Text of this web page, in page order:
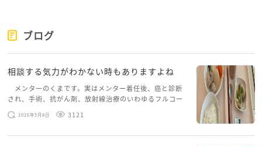
ブログ
相談する気力がわかない時もありますよね
メンターのくまです。実はメンター着任後、癌と診断
され、手術、抗がん剤、放射線治療のいわゆるフルコー
スを体験していて、しばらくメンターカフェに来られて
いませんでした。体力だけでなく、気力も落ちパソコン
2026年5月8日 3121